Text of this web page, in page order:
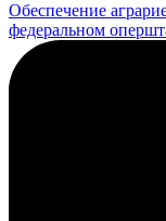
Обеспечение
федеральном